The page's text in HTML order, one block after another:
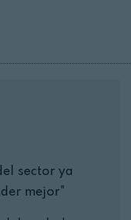
sector ya
mejor"